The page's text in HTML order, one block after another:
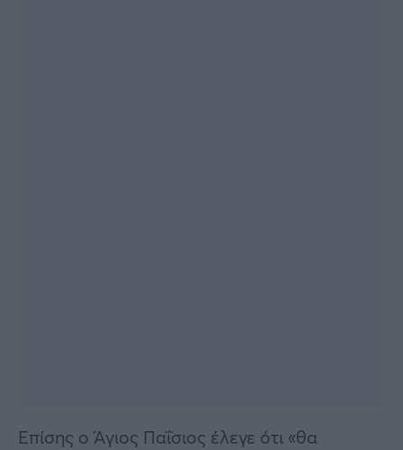
Επίσης ο Άγιος Παΐσιος έλεγε ότι «θα